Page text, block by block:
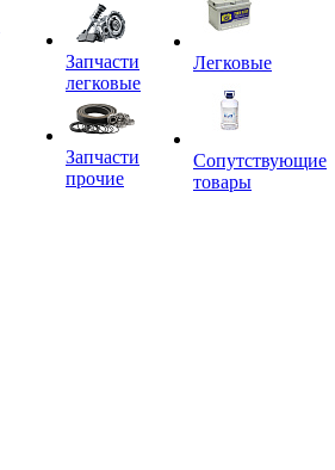
Запчасти
легковые
Запчасти
прочие
Легковые
Сопутствующие
товары